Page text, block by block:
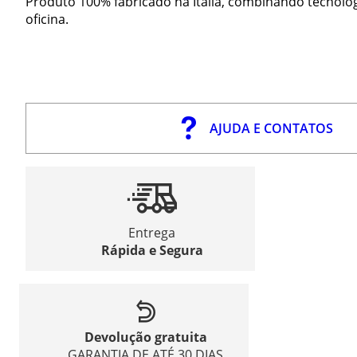
oficina.
AJUDA E CONTATOS
Entrega
Rápida e Segura
Devolução gratuita